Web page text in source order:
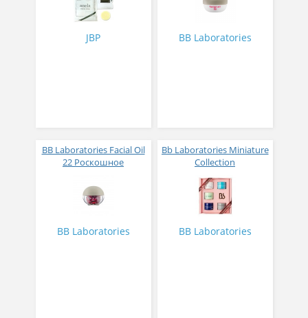
JBP BB Laboratories
BB Laboratories Facial Oil
22 Роскошное
капсульное масло № 30
BB Laboratories
Bb Laboratories Miniature
Collection
Лимитированная
коллекция
BB Laboratories